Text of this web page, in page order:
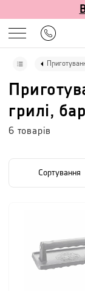
грилі,
6 товарів
Сортування